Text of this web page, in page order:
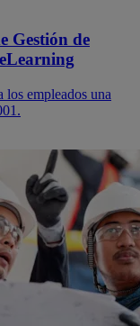
Gestión de
los empleados una